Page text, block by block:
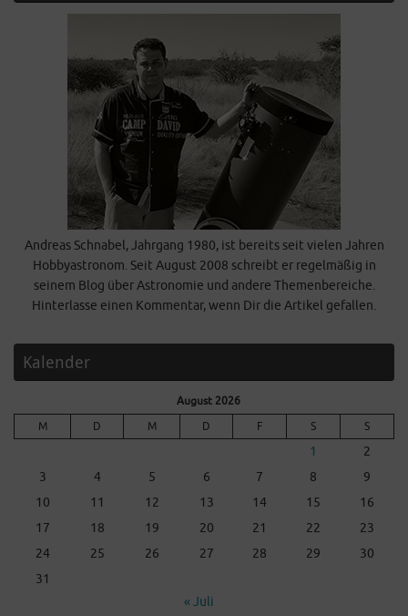
Andreas Schnabel, Jahrgang 1980, ist bereits seit vielen Jahren
Hobbyastronom. Seit August 2008 schreibt er regelmäßig in
seinem Blog über Astronomie und andere Themenbereiche.
Hinterlasse einen Kommentar, wenn Dir die Artikel gefallen.
Kalender
August 2026
M
D M D F S S
1
2
3
4 5 6 7 8
9
10
11 12 13 14 15
16
17
18 19 20 21 22
23
24
25 26 27 28 29
30
31
« Juli